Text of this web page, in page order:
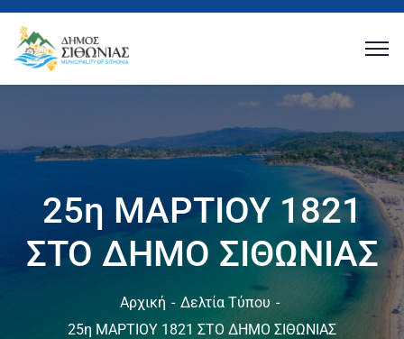
25η ΜΑΡΤΙΟΥ 1821
ΣΤΟ ΔΗΜΟ ΣΙΘΩΝΙΑΣ
Αρχική
Δελτία Τύπου
25η ΜΑΡΤΙΟΥ 1821 ΣΤΟ ΔΗΜΟ ΣΙΘΩΝΙΑΣ